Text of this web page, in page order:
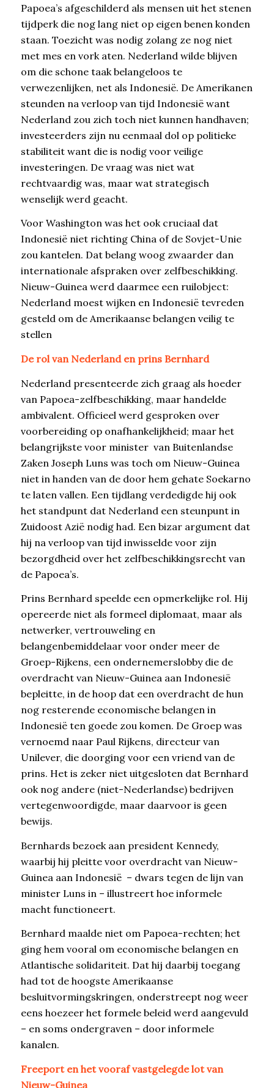
Papoea’s afgeschilderd als mensen uit het stenen
tijdperk die nog lang niet op eigen benen konden
staan. Toezicht was nodig zolang ze nog niet
met mes en vork aten. Nederland wilde blijven
om die schone taak belangeloos te
verwezenlijken, net als Indonesië. De Amerikanen
steunden na verloop van tijd Indonesië want
Nederland zou zich toch niet kunnen handhaven;
investeerders zijn nu eenmaal dol op politieke
stabiliteit want die is nodig voor veilige
investeringen. De vraag was niet wat
rechtvaardig was, maar wat strategisch
wenselijk werd geacht.
Voor Washington was het ook cruciaal dat
Indonesië niet richting China of de Sovjet-Unie
zou kantelen. Dat belang woog zwaarder dan
internationale afspraken over zelfbeschikking.
Nieuw-Guinea werd daarmee een ruilobject:
Nederland moest wijken en Indonesië tevreden
gesteld om de Amerikaanse belangen veilig te
stellen
De rol van Nederland en prins Bernhard
Nederland presenteerde zich graag als hoeder
van Papoea-zelfbeschikking, maar handelde
ambivalent. Officieel werd gesproken over
voorbereiding op onafhankelijkheid; maar het
belangrijkste voor minister van Buitenlandse
Zaken Joseph Luns was toch om Nieuw-Guinea
niet in handen van de door hem gehate Soekarno
te laten vallen. Een tijdlang verdedigde hij ook
het standpunt dat Nederland een steunpunt in
Zuidoost Azië nodig had. Een bizar argument dat
hij na verloop van tijd inwisselde voor zijn
bezorgdheid over het zelfbeschikkingsrecht van
de Papoea’s.
Prins Bernhard speelde een opmerkelijke rol. Hij
opereerde niet als formeel diplomaat, maar als
netwerker, vertrouweling en
belangenbemiddelaar voor onder meer de
Groep-Rijkens, een ondernemerslobby die de
overdracht van Nieuw-Guinea aan Indonesië
bepleitte, in de hoop dat een overdracht de hun
nog resterende economische belangen in
Indonesië ten goede zou komen. De Groep was
vernoemd naar Paul Rijkens, directeur van
Unilever, die doorging voor een vriend van de
prins. Het is zeker niet uitgesloten dat Bernhard
ook nog andere (niet-Nederlandse) bedrijven
vertegenwoordigde, maar daarvoor is geen
bewijs.
Bernhards bezoek aan president Kennedy,
waarbij hij pleitte voor overdracht van Nieuw-
Guinea aan Indonesië – dwars tegen de lijn van
minister Luns in – illustreert hoe informele
macht functioneert.
Bernhard maalde niet om Papoea-rechten; het
ging hem vooral om economische belangen en
Atlantische solidariteit. Dat hij daarbij toegang
had tot de hoogste Amerikaanse
besluitvormingskringen, onderstreept nog weer
eens hoezeer het formele beleid werd aangevuld
– en soms ondergraven – door informele
kanalen.
Freeport en het vooraf vastgelegde lot van
Nieuw-Guinea